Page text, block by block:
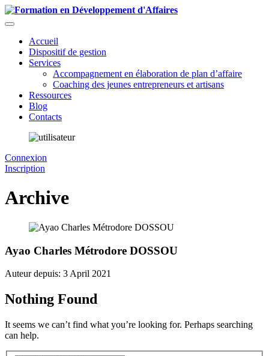
Accueil
Dispositif de gestion
Services
Accompagnement en élaboration de plan d’affaire
Coaching des jeunes entrepreneurs et artisans
Ressources
Blog
Contacts
Connexion
Inscription
Archive
Ayao Charles Métrodore DOSSOU
Auteur depuis: 3 April 2021
Nothing Found
It seems we can’t find what you’re looking for. Perhaps searching
can help.